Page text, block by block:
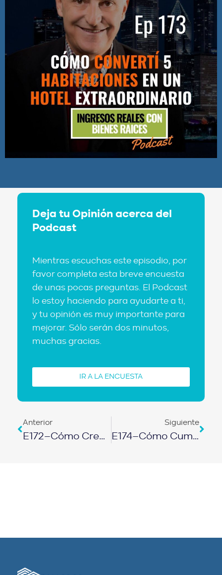
Deja tu Opinión acerca del
Podcast
Mientras escuchas este episodio, por
favor completa esta breve encuesta
de unas pocas preguntas. El Podcast
lo estoy haciendo para ayudarte a ti,
y tu opinión es muy importante para
mejorar. Sólo serán dos minutos,
muchas gracias.
IR A LA ENCUESTA
Anterior
E172–Cómo Crear Una Marca Exitosa Como Profesional O Empresario
Siguiente
E174–Cómo Cumplir Lo Que Te Propones